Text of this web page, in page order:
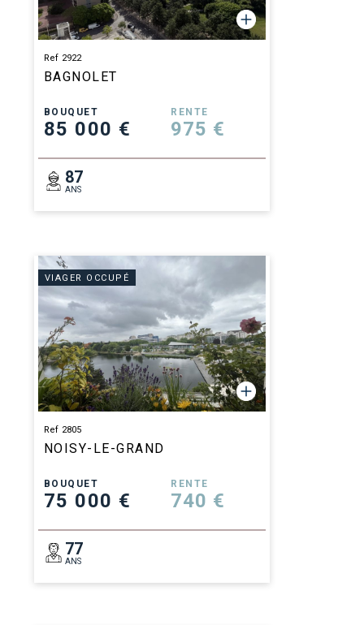
Ref 2922
BAGNOLET
BOUQUET
85 000 €
RENTE
975 €
87
ANS
VIAGER OCCUPÉ
Ref 2805
NOISY-LE-GRAND
BOUQUET
75 000 €
RENTE
740 €
77
ANS